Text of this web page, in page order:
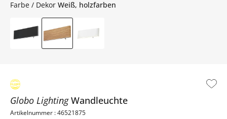
Globo LightingWandleuchte
Artikelnummer : 46521875
Farbe / Dekor Weiß, holzfarben